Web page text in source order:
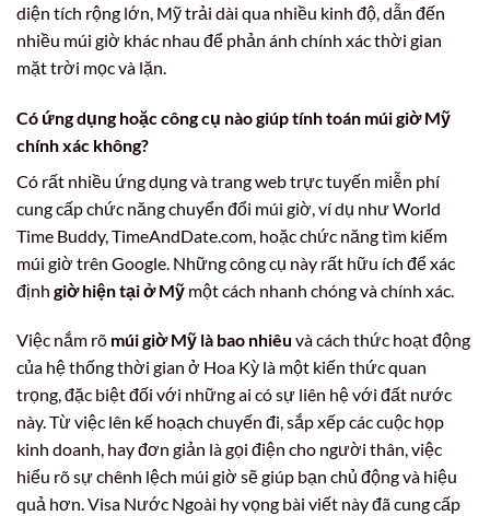
diện tích rộng lớn, Mỹ trải dài qua nhiều kinh độ, dẫn đến
nhiều múi giờ khác nhau để phản ánh chính xác thời gian
mặt trời mọc và lặn.
Có ứng dụng hoặc công cụ nào giúp tính toán múi giờ Mỹ
chính xác không?
Có rất nhiều ứng dụng và trang web trực tuyến miễn phí
cung cấp chức năng chuyển đổi múi giờ, ví dụ như World
Time Buddy, TimeAndDate.com, hoặc chức năng tìm kiếm
múi giờ trên Google. Những công cụ này rất hữu ích để xác
định giờ hiện tại ở Mỹ một cách nhanh chóng và chính xác.
Việc nắm rõ múi giờ Mỹ là bao nhiêu và cách thức hoạt động
của hệ thống thời gian ở Hoa Kỳ là một kiến thức quan
trọng, đặc biệt đối với những ai có sự liên hệ với đất nước
này. Từ việc lên kế hoạch chuyến đi, sắp xếp các cuộc họp
kinh doanh, hay đơn giản là gọi điện cho người thân, việc
hiểu rõ sự chênh lệch múi giờ sẽ giúp bạn chủ động và hiệu
quả hơn. Visa Nước Ngoài hy vọng bài viết này đã cung cấp